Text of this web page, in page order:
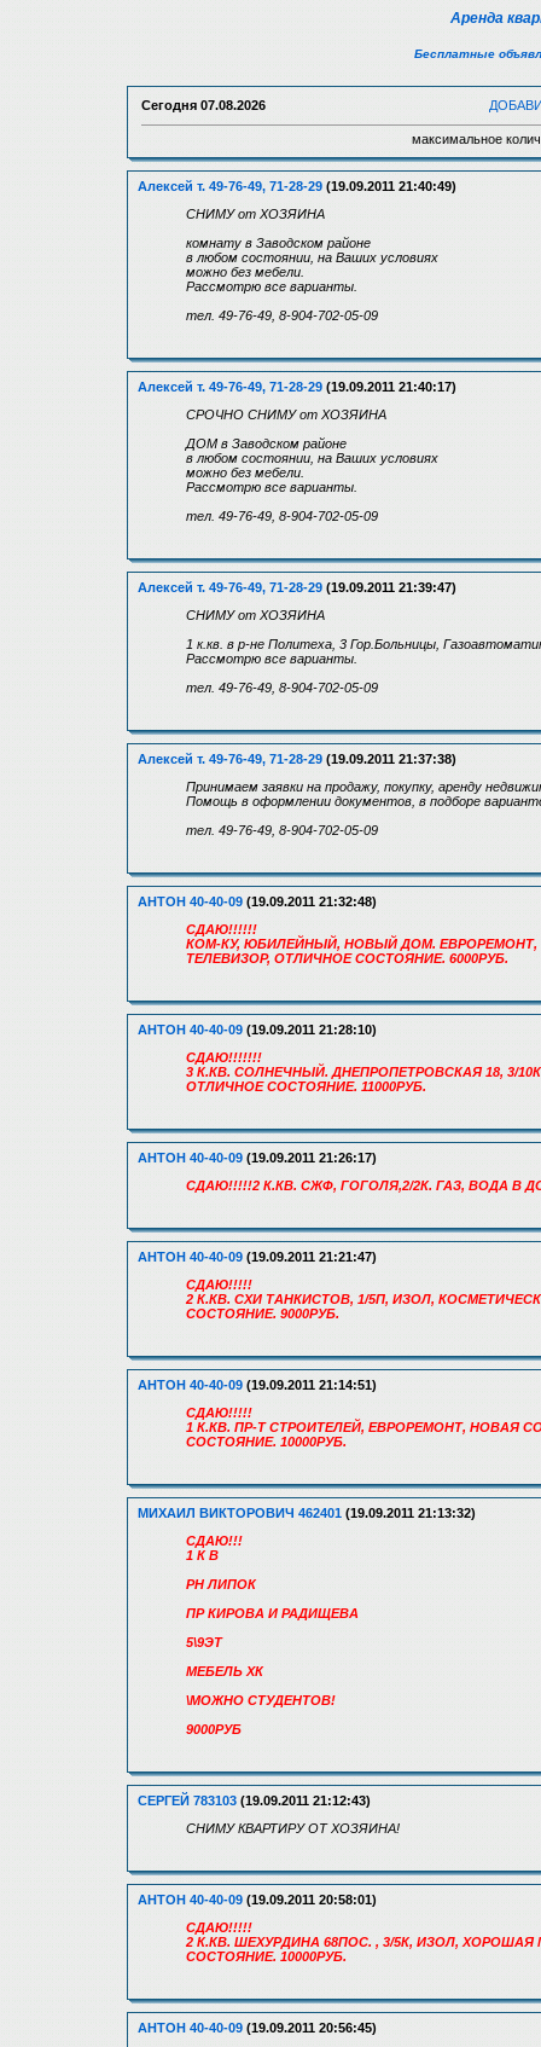
Аренда
Бесплатные
Сегодня 07.08.2026
максимальное
Алексей т. 49-76-49, 71-28-29 (19.09.2011 21:40:49)
СНИМУ от ХОЗЯИНА
комнату в Заводском районе
в любом состоянии, на Ваших условиях
можно без мебели.
Рассмотрю все варианты.
тел. 49-76-49, 8-904-702-05-09
Алексей т. 49-76-49, 71-28-29 (19.09.2011 21:40:17)
СРОЧНО СНИМУ от ХОЗЯИНА
ДОМ в Заводском районе
в любом состоянии, на Ваших условиях
можно без мебели.
Рассмотрю все варианты.
тел. 49-76-49, 8-904-702-05-09
Алексей т. 49-76-49, 71-28-29 (19.09.2011 21:39:47)
СНИМУ от ХОЗЯИНА
1 к.кв. в р-не Политеха, 3 Гор.Больницы,
Рассмотрю все варианты.
тел. 49-76-49, 8-904-702-05-09
Алексей т. 49-76-49, 71-28-29 (19.09.2011 21:37:38)
Принимаем заявки на продажу, покупку, аренду
Помощь в оформлении документов, в подборе
тел. 49-76-49, 8-904-702-05-09
АНТОН 40-40-09 (19.09.2011 21:32:48)
СДАЮ!!!!!!
КОМ-КУ, ЮБИЛЕЙНЫЙ, НОВЫЙ ДОМ. ЕВРОРЕМОНТ,
ТЕЛЕВИЗОР, ОТЛИЧНОЕ СОСТОЯНИЕ. 6000РУБ.
АНТОН 40-40-09 (19.09.2011 21:28:10)
СДАЮ!!!!!!!
3 К.КВ. СОЛНЕЧНЫЙ. ДНЕПРОПЕТРОВСКАЯ 18, 3/
ОТЛИЧНОЕ СОСТОЯНИЕ. 11000РУБ.
АНТОН 40-40-09 (19.09.2011 21:26:17)
СДАЮ!!!!!2 К.КВ. СЖФ, ГОГОЛЯ,2/2К. ГАЗ, ВОДА В
АНТОН 40-40-09 (19.09.2011 21:21:47)
СДАЮ!!!!!
2 К.КВ. СХИ ТАНКИСТОВ, 1/5П, ИЗОЛ,
СОСТОЯНИЕ. 9000РУБ.
АНТОН 40-40-09 (19.09.2011 21:14:51)
СДАЮ!!!!!
1 К.КВ. ПР-Т СТРОИТЕЛЕЙ, ЕВРОРЕМОНТ, НОВАЯ
СОСТОЯНИЕ. 10000РУБ.
МИХАИЛ ВИКТОРОВИЧ 462401 (19.09.2011 21:13:32)
СДАЮ!!!
1 К В
РН ЛИПОК
ПР КИРОВА И РАДИЩЕВА
5\9ЭТ
МЕБЕЛЬ ХК
\МОЖНО СТУДЕНТОВ!
9000РУБ
СЕРГЕЙ 783103 (19.09.2011 21:12:43)
СНИМУ КВАРТИРУ ОТ ХОЗЯИНА!
АНТОН 40-40-09 (19.09.2011 20:58:01)
СДАЮ!!!!!
2 К.КВ. ШЕХУРДИНА 68ПОС. , 3/5К, ИЗОЛ,
СОСТОЯНИЕ. 10000РУБ.
АНТОН 40-40-09 (19.09.2011 20:56:45)